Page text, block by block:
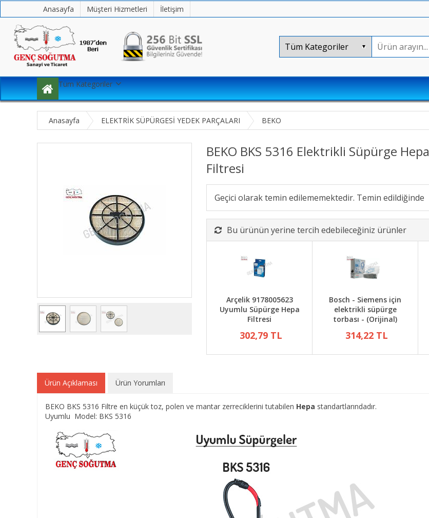
Anasayfa Müşteri Hizmetleri İletişim
Tüm Kategoriler
Anasayfa ELEKTRİK SÜPÜRGESİ YEDEK PARÇALARI BEKO
BEKO BKS 5316 Elektrikli Süpürge Hepa
Filtresi
Geçici olarak temin edilememektedir. Temin edildiğinde
Bu ürünün yerine tercih edebileceğiniz ürünler
Arçelik 9178005623
Uyumlu Süpürge Hepa
Filtresi
302,79 TL
Bosch - Siemens için
elektrikli süpürge
torbası - (Orijinal)
314,22 TL
Ürün Açıklaması Ürün Yorumları
BEKO BKS 5316 Filtre en küçük toz, polen ve mantar zerreciklerini tutabilen Hepa standartlarındadır.
Uyumlu Model: BKS 5316